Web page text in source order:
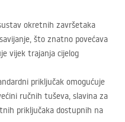
okretnih završetaka
što znatno povećava
vijek trajanja cijelog
priključak omogućuje
ručnih tuševa, slavina za
priključaka dostupnih na